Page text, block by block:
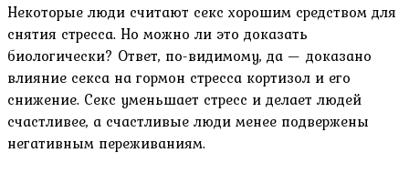
Некоторые люди считают секс хорошим средством для
снятия стресса. Но можно ли это доказать
биологически? Ответ, по-видимому, да — доказано
влияние секса на гормон стресса кортизол и его
снижение. Секс уменьшает стресс и делает людей
счастливее, а счастливые люди менее подвержены
негативным переживаниям.